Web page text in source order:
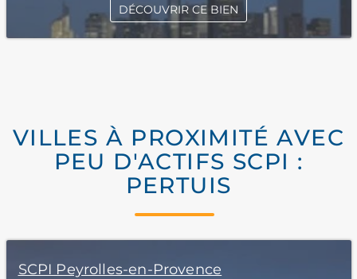
DÉCOUVRIR CE BIEN
VILLES À PROXIMITÉ AVEC
PEU D'ACTIFS SCPI :
PERTUIS
SCPI Peyrolles-en-Provence